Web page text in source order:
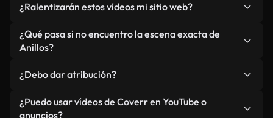
relacionado con Anillos y vídeos generados por IA.
Todo está claramente etiquetado.
¿Ralentizarán estos vídeos mi sitio web?
No si selecciona nuestras versiones optimizadas
para web, diseñadas específicamente para uso de
métricas como LCP.
¿Qué pasa si no encuentro la escena exacta de
Anillos?
Studio. Describe la escena, como "Anillos al
atardecer", y la IA la generará en segundos
conforme a nuestros estándares.
¿Debo dar atribución?
No es necesario. Todos los vídeos en nuestra
biblioteca son royalty-free, aunque siempre se
¿Puedo usar vídeos de Coverr en YouTube o
anuncios?